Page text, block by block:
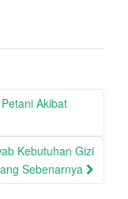
Akibat
Kebutuhan Gizi
Sebenarnya